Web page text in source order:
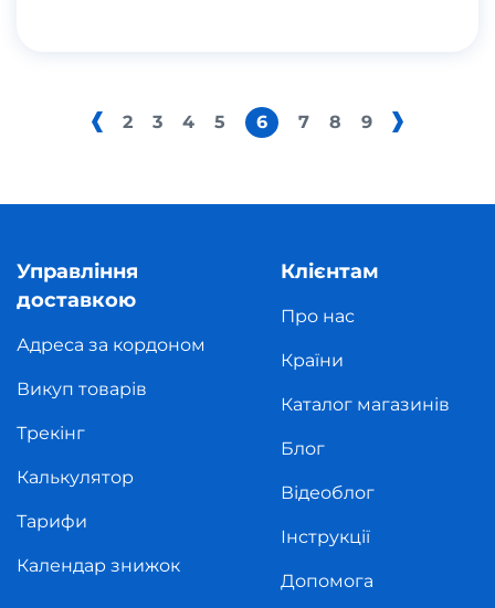
2 3 4 5 6 7 8 9
Управління
доставкою
Адреса за кордоном
Викуп товарів
Трекінг
Калькулятор
Тарифи
Календар знижок
Клієнтам
Про нас
Країни
Каталог магазинів
Блог
Відеоблог
Інструкції
Допомога